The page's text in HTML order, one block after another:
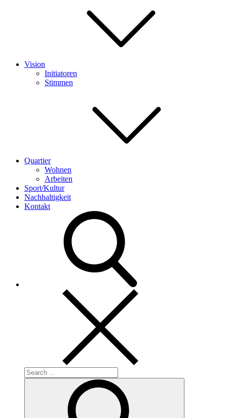
Vision
Initiatoren
Stimmen
Quartier
Wohnen
Arbeiten
Sport/Kultur
Nachhaltigkeit
Kontakt
Search
for: